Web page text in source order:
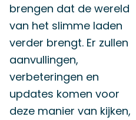
brengen dat de wereld
van het slimme laden
verder brengt. Er zullen
aanvullingen,
verbeteringen en
updates komen voor
deze manier van kijken,